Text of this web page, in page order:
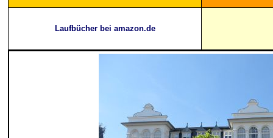
Laufbücher bei amazon.de